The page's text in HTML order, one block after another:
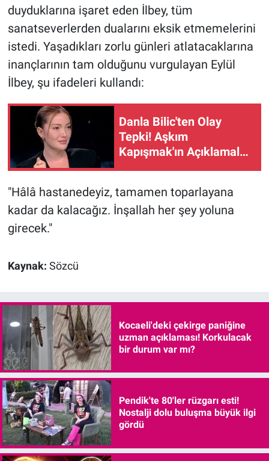
duyduklarına işaret eden İlbey, tüm
sanatseverlerden dualarını eksik etmemelerini
istedi. Yaşadıkları zorlu günleri atlatacaklarına
inançlarının tam olduğunu vurgulayan Eylül
İlbey, şu ifadeleri kullandı:
Danla Bilic'ten Olay
Tepki! Aşkım
Kapışmak'ın Açıklamaları
"Hâlâ hastanedeyiz, tamamen toparlayana
kadar da kalacağız. İnşallah her şey yoluna
girecek."
Kaynak: Sözcü
Kocaeli'deki çekirge paniğine
uzman açıklaması! Korkulacak
bir durum var mı?
Pendik'te 80'ler rüzgarı esti!
Nostalji dolu buluşma büyük ilgi
gördü